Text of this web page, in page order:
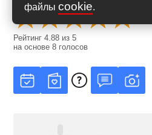
файлы cookie.
Рейтинг4.88 из5
на основе8 голосов